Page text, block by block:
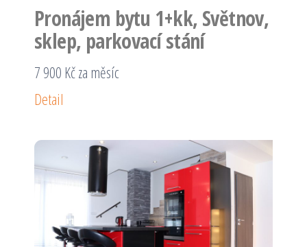
Pronájem bytu 1+kk, Světnov,
sklep, parkovací stání
7 900 Kč za měsíc
Detail